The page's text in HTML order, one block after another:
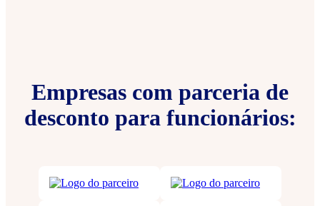
Empresas com parceria de
desconto para funcionários: